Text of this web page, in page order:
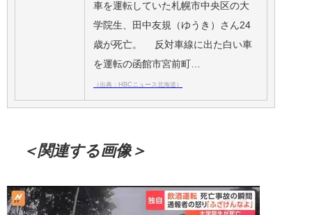
車を運転していた札幌市中央区の大
学院生、田中友規（ゆうき）さん24
歳が死亡。 反対車線に出た白い車
を運転の函館市宮前町…
（出典：HBCニュース北海道）
＜関連する画像＞